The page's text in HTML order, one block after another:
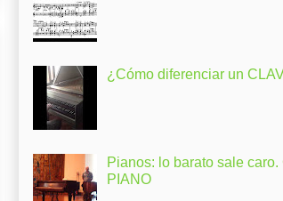
¿Cómo diferenciar un
Pianos: lo barato sale
PIANO